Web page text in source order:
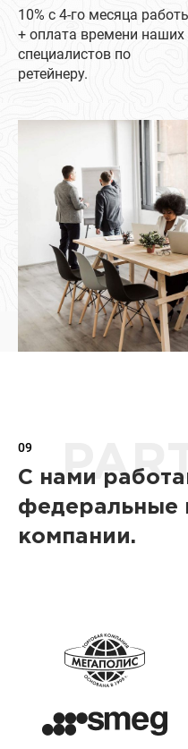
10% с 4-го месяца
+ оплата времени наших
специалистов по
ретейнеру.
09
С нами
федеральные
компании.